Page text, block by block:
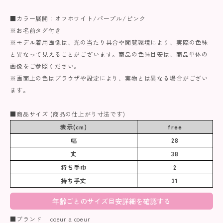
■カラー展開：オフホワイト/パープル/ピンク
※お名前タグ付き
※モデル着用画像は、光の当たり具合や閲覧環境により、実際の色味
と異なって見えることがございます。商品の色味目安は、商品単体の
画像をご参照ください。
※画面上の色はブラウザや設定により、実物とは異なる場合がござい
ます。
■商品サイズ (商品の仕上がり寸法です)
表示(cm)
free
幅
28
丈
38
持ち手巾
2
持ち手丈
31
年齢ごとのサイズ目安詳細を確認する
■ブランド coeur a coeur